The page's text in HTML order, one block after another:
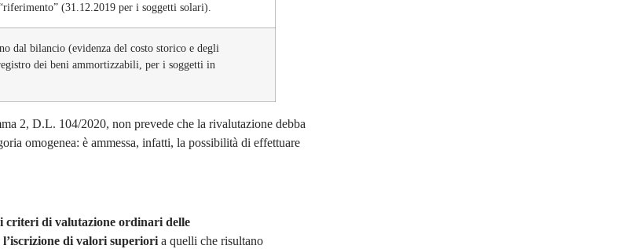
(31.12.2019 per i soggetti solari).
dal bilancio (evidenza del costo storico e degli
dei beni ammortizzabili, per i soggetti in
2, D.L. 104/2020, non prevede che la rivalutazione debba
omogenea: è ammessa, infatti, la possibilità di effettuare
criteri di valutazione ordinari delle
l’iscrizione di valori superiori a quelli che risultano